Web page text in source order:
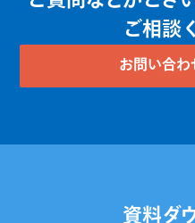
ご相談
お問い合わ
資料ダ